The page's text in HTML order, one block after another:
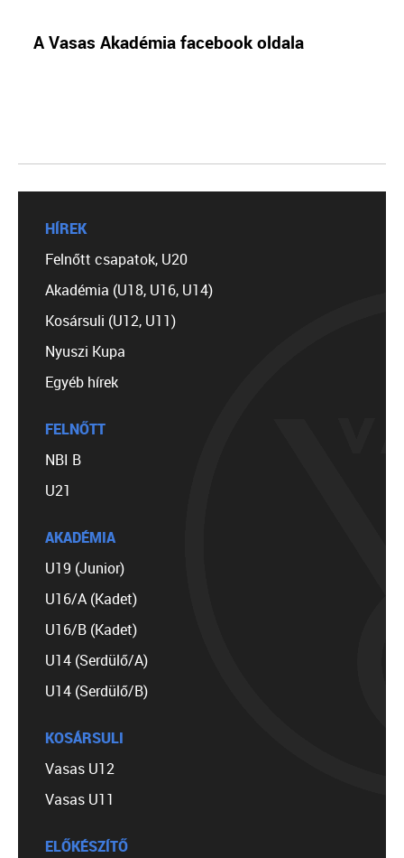
A Vasas Akadémia facebook oldala
HÍREK
Felnőtt csapatok, U20
Akadémia (U18, U16, U14)
Kosársuli (U12, U11)
Nyuszi Kupa
Egyéb hírek
FELNŐTT
NBI B
U21
AKADÉMIA
U19 (Junior)
U16/A (Kadet)
U16/B (Kadet)
U14 (Serdülő/A)
U14 (Serdülő/B)
KOSÁRSULI
Vasas U12
Vasas U11
ELŐKÉSZÍTŐ